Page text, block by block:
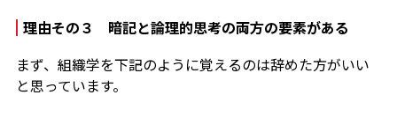
理由その３ 暗記と論理的思考の両方の要素がある
まず、組織学を下記のように覚えるのは辞めた方がいい
と思っています。